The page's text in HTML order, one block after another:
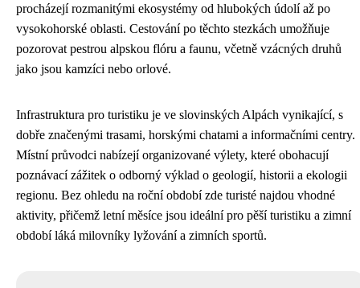
procházejí rozmanitými ekosystémy od hlubokých údolí až po
vysokohorské oblasti. Cestování po těchto stezkách umožňuje
pozorovat pestrou alpskou flóru a faunu, včetně vzácných druhů
jako jsou kamzíci nebo orlové.
Infrastruktura pro turistiku je ve slovinských Alpách vynikající, s
dobře značenými trasami, horskými chatami a informačními centry.
Místní průvodci nabízejí organizované výlety, které obohacují
poznávací zážitek o odborný výklad o geologií, historii a ekologii
regionu. Bez ohledu na roční období zde turisté najdou vhodné
aktivity, přičemž letní měsíce jsou ideální pro pěší turistiku a zimní
období láká milovníky lyžování a zimních sportů.